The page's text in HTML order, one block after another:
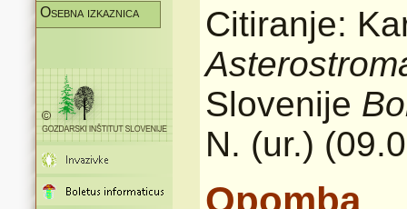
Osebna izkaznica
Citiranje:
Slovenije
N. (ur.)
Opomba